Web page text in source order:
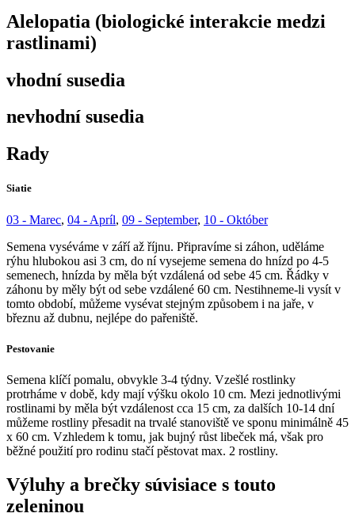
Alelopatia (biologické interakcie medzi
rastlinami)
vhodní susedia
nevhodní susedia
Rady
Siatie
03 - Marec, 04 - Apríl, 09 - September, 10 - Október
Semena vyséváme v září až říjnu. Připravíme si záhon, uděláme
rýhu hlubokou asi 3 cm, do ní vysejeme semena do hnízd po 4-5
semenech, hnízda by měla být vzdálená od sebe 45 cm. Řádky v
záhonu by měly být od sebe vzdálené 60 cm. Nestihneme-li vysít v
tomto období, můžeme vysévat stejným způsobem i na jaře, v
březnu až dubnu, nejlépe do pařeniště.
Pestovanie
Semena klíčí pomalu, obvykle 3-4 týdny. Vzešlé rostlinky
protrháme v době, kdy mají výšku okolo 10 cm. Mezi jednotlivými
rostlinami by měla být vzdálenost cca 15 cm, za dalších 10-14 dní
můžeme rostliny přesadit na trvalé stanoviště ve sponu minimálně 45
x 60 cm. Vzhledem k tomu, jak bujný růst libeček má, však pro
běžné použití pro rodinu stačí pěstovat max. 2 rostliny.
Výluhy a brečky súvisiace s touto
zeleninou